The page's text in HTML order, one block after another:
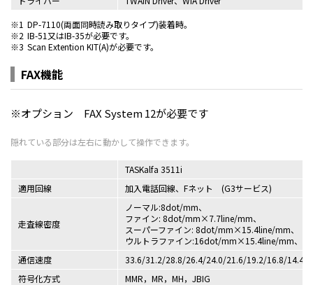
※1 DP-7110(両面同時読み取りタイプ)装着時。
※2 IB-51又はIB-35が必要です。
※3 Scan Extention KIT(A)が必要です。
FAX機能
※オプション FAX System 12が必要です
TASKalfa 3511i
適用回線
加入電話回線、Fネット (G3サービス)
走査線密度
ノーマル:8dot/mm、
ファイン: 8dot/mm×7.7line/mm、
スーパーファイン: 8dot/mm×15.4line/mm、
ウルトラファイン:16dot/mm×15.4line/mm、
通信速度
33.6/31.2/28.8/26.4/24.0/21.6/19.2/16.8/14.4/
符号化方式
MMR，MR，MH，JBIG